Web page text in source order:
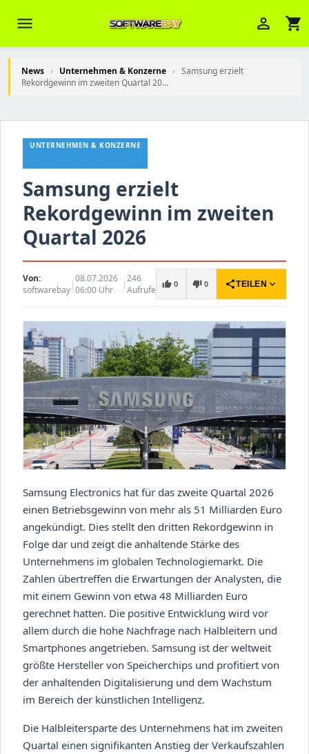
menu person_outline shopping_cart
News › Unternehmen & Konzerne › Samsung erzielt
Rekordgewinn im zweiten Quartal 20...
UNTERNEHMEN & KONZERNE
Samsung erzielt
Rekordgewinn im zweiten
Quartal 2026
Von:
softwarebay|08.07.2026
06:00 Uhr
|246
Aufrufe
thumb_up 0 thumb_down 0 shareTEILEN expand_more
Samsung Electronics hat für das zweite Quartal 2026
einen Betriebsgewinn von mehr als 51 Milliarden Euro
angekündigt. Dies stellt den dritten Rekordgewinn in
Folge dar und zeigt die anhaltende Stärke des
Unternehmens im globalen Technologiemarkt. Die
Zahlen übertreffen die Erwartungen der Analysten, die
mit einem Gewinn von etwa 48 Milliarden Euro
gerechnet hatten. Die positive Entwicklung wird vor
allem durch die hohe Nachfrage nach Halbleitern und
Smartphones angetrieben. Samsung ist der weltweit
größte Hersteller von Speicherchips und profitiert von
der anhaltenden Digitalisierung und dem Wachstum
im Bereich der künstlichen Intelligenz.
Die Halbleitersparte des Unternehmens hat im zweiten
Quartal einen signifikanten Anstieg der Verkaufszahlen
Brasov